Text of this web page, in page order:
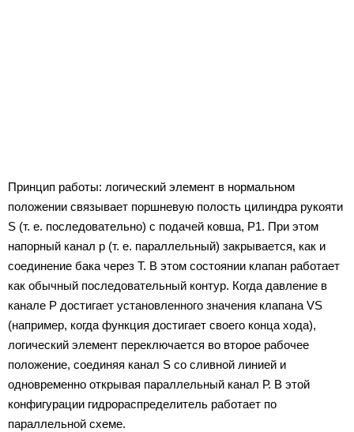
Принцип работы: логический элемент в нормальном
положении связывает поршневую полость цилиндра рукояти
S (т. е. последовательно) с подачей ковша, P1. При этом
напорный канал р (т. е. параллельный) закрывается, как и
соединение бака через Т. В этом состоянии клапан работает
как обычный последовательный контур. Когда давление в
канале Р достигает установленного значения клапана VS
(например, когда функция достигает своего конца хода),
логический элемент переключается во второе рабочее
положение, соединяя канал S со сливной линией и
одновременно открывая параллельный канал Р. В этой
конфигурации гидрораспределитель работает по
параллельной схеме.